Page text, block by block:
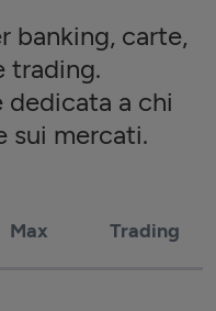
banking, carte,
trading.
dedicata a chi
sui mercati.
Max Trading